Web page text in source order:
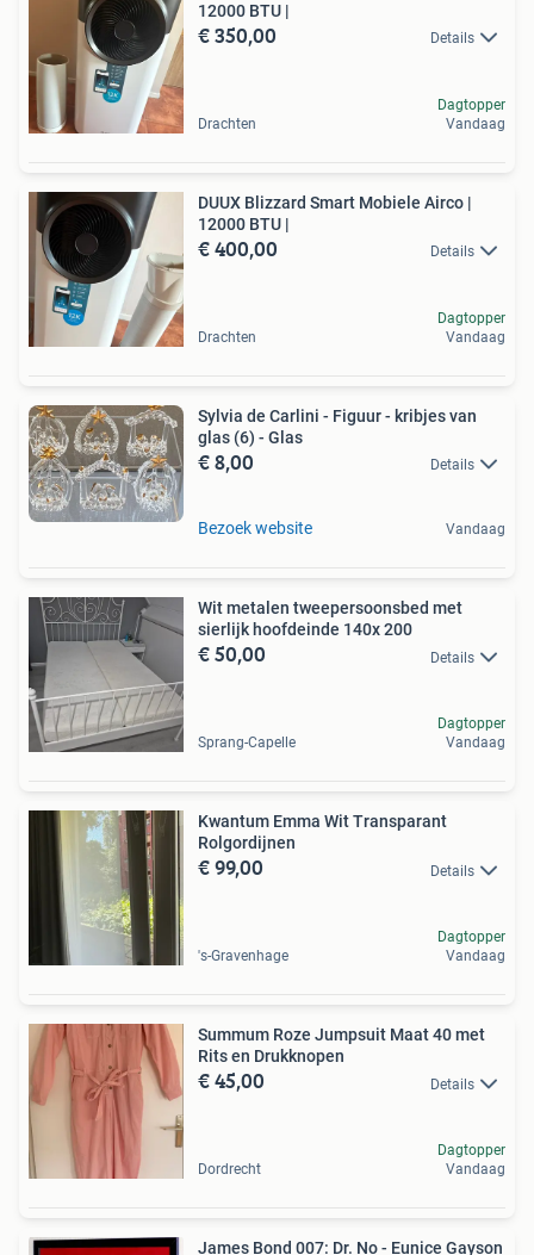
12000 BTU |
€ 350,00 Details
Drachten
Dagtopper
Vandaag
DUUX Blizzard Smart Mobiele Airco |
12000 BTU |
€ 400,00 Details
Drachten
Dagtopper
Vandaag
Sylvia de Carlini - Figuur - kribjes van
glas (6) - Glas
€ 8,00 Details
Bezoek website Vandaag
Wit metalen tweepersoonsbed met
sierlijk hoofdeinde 140x 200
€ 50,00 Details
Sprang-Capelle
Dagtopper
Vandaag
Kwantum Emma Wit Transparant
Rolgordijnen
€ 99,00 Details
's-Gravenhage
Dagtopper
Vandaag
Summum Roze Jumpsuit Maat 40 met
Rits en Drukknopen
€ 45,00 Details
Dordrecht
Dagtopper
Vandaag
James Bond 007: Dr. No - Eunice Gayson